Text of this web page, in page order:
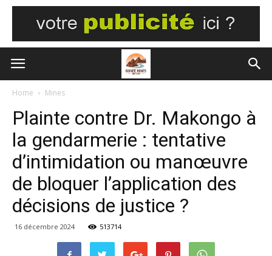
Home Mines
Plainte contre Dr. Makongo à
la gendarmerie : tentative
d’intimidation ou manœuvre
de bloquer l’application des
décisions de justice ?
16 décembre 2024 513714